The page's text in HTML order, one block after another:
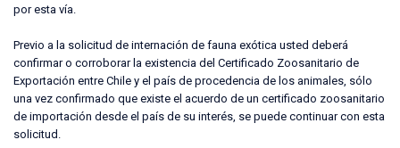
por esta vía.
Previo a la solicitud de internación de fauna exótica usted deberá
confirmar o corroborar la existencia del Certificado Zoosanitario de
Exportación entre Chile y el país de procedencia de los animales, sólo
una vez confirmado que existe el acuerdo de un certificado zoosanitario
de importación desde el país de su interés, se puede continuar con esta
solicitud.